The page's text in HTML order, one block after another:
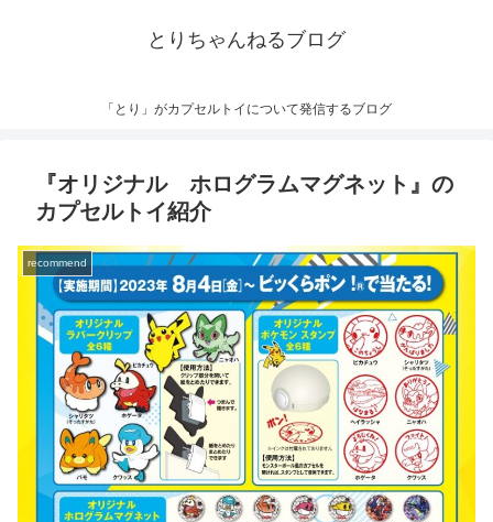
とりちゃんねるブログ
「とり」がカプセルトイについて発信するブログ
『オリジナル ホログラムマグネット』の
カプセルトイ紹介
recommend